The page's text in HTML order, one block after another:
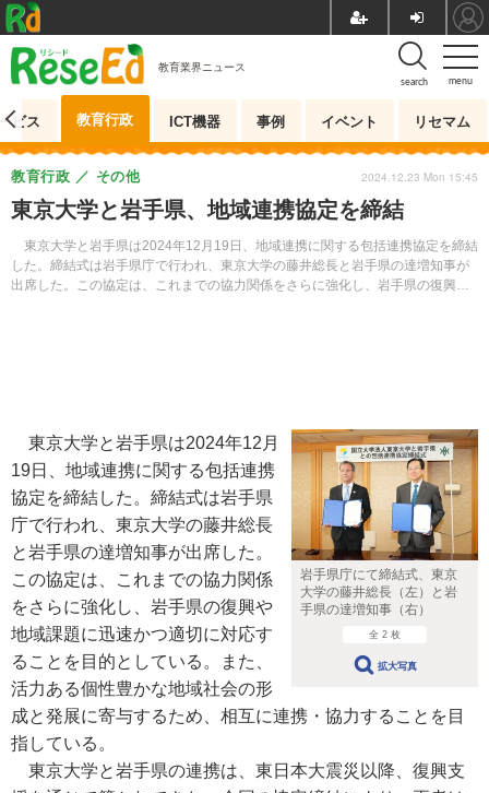
menu
search
教育業界ニュース
ビス 教育行政 ICT機器 事例 イベント リセマム
東京大学と岩手県、地域連携協定を締結
東京大学と岩手県は2024年12月19日、地域連携に関する包括連携協定を締結
した。締結式は岩手県庁で行われ、東京大学の藤井総長と岩手県の達増知事が
出席した。この協定は、これまでの協力関係をさらに強化し、岩手県の復興や
教育行政 その他 2024.12.23 Mon 15:45
岩手県庁にて締結式、東京
大学の藤井総長（左）と岩
手県の達増知事（右）
全 2 枚
拡大写真
東京大学と岩手県は2024年12月
19日、地域連携に関する包括連携
協定を締結した。締結式は岩手県
庁で行われ、東京大学の藤井総長
と岩手県の達増知事が出席した。
この協定は、これまでの協力関係
をさらに強化し、岩手県の復興や
地域課題に迅速かつ適切に対応す
ることを目的としている。また、
活力ある個性豊かな地域社会の形
成と発展に寄与するため、相互に連携・協力することを目
指している。
東京大学と岩手県の連携は、東日本大震災以降、復興支